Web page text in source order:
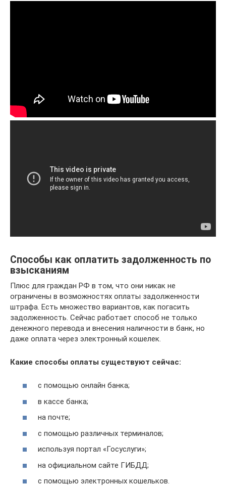
Способы как оплатить задолженность по
взысканиям
Плюс для граждан РФ в том, что они никак не
ограничены в возможностях оплаты задолженности
штрафа. Есть множество вариантов, как погасить
задолженность. Сейчас работает способ не только
денежного перевода и внесения наличности в банк, но
даже оплата через электронный кошелек.
Какие способы оплаты существуют сейчас:
с помощью онлайн банка;
в кассе банка;
на почте;
с помощью различных терминалов;
используя портал «Госуслуги»;
на официальном сайте ГИБДД;
с помощью электронных кошельков.